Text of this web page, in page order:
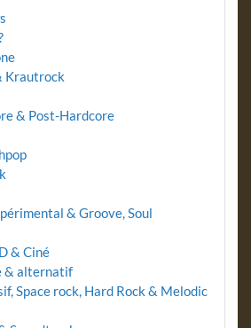
Krautrock
& Post-Hardcore
& Groove, Soul
& Ciné
& alternatif
Space rock, Hard Rock & Melodic